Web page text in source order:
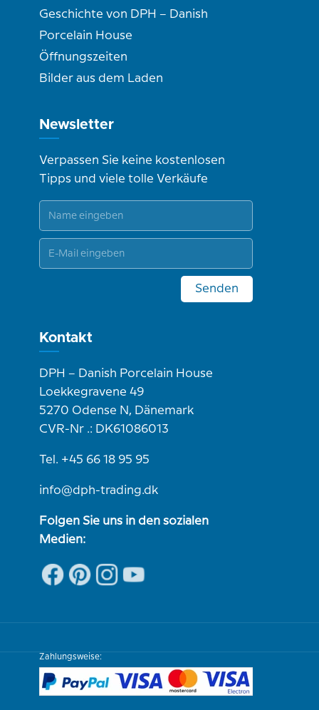
Geschichte von DPH – Danish
Porcelain House
Öffnungszeiten
Bilder aus dem Laden
Newsletter
Verpassen Sie keine kostenlosen
Tipps und viele tolle Verkäufe
Senden
Kontakt
DPH – Danish Porcelain House
Loekkegravene 49
5270 Odense N, Dänemark
CVR-Nr .: DK61086013
Tel. +45 66 18 95 95
info@dph-trading.dk
Folgen Sie uns in den sozialen
Medien:
Zahlungsweise: